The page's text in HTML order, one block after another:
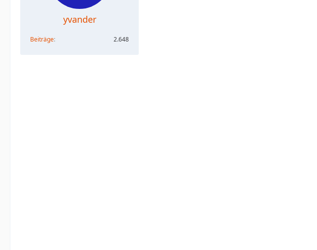
yvander
Beiträge 2.648